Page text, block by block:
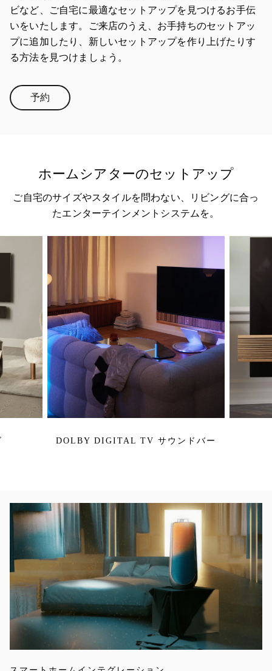
ビなど、ご自宅に最適なセットアップを見つけるお手伝
いをいたします。ご来店のうえ、お手持ちのセットアッ
プに追加したり、新しいセットアップを作り上げたりす
る方法を見つけましょう。
予約Link Opens in New Tab
ホームシアターのセットアップ
ご自宅のサイズやスタイルを問わない、リビングに合っ
たエンターテインメントシステムを。
DOLBY DIGITAL TV サウンドバー
イベント画像